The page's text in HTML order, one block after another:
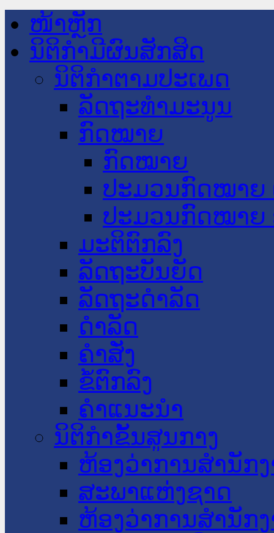
ໜ້າຫຼັກ
ນິຕິກໍາມີຜົນສັກສິດ
ນິຕິກໍາຕາມປະເພດ
ລັດຖະທໍາມະນູນ
ກົດໝາຍ
ກົດໝາຍ
ປະມວນກົດໝາຍ
ປະມວນກົດໝາຍ
ມະຕິຕົກລົງ
ລັດຖະບັນຍັດ
ລັດຖະດໍາລັດ
ດໍາລັດ
ຄໍາສັ່ງ
ຂໍ້ຕົກລົງ
ຄໍາແນະນໍາ
ນິຕິກໍາຂັ້ນສູນກາງ
ຫ້ອງວ່າການສໍານັກ
ສະພາແຫ່ງຊາດ
ຫ້ອງວ່າການສຳນັກ